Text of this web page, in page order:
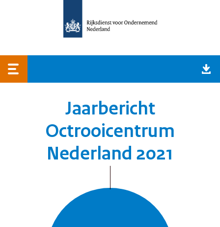
Jaarbericht
Octrooicentrum
Nederland 2021